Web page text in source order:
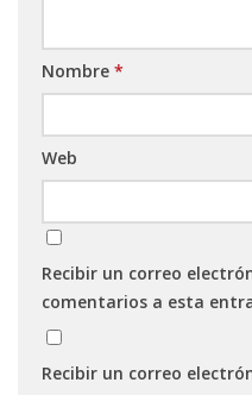
Nombre *
Web
Recibir un correo
comentarios a esta
Recibir un correo